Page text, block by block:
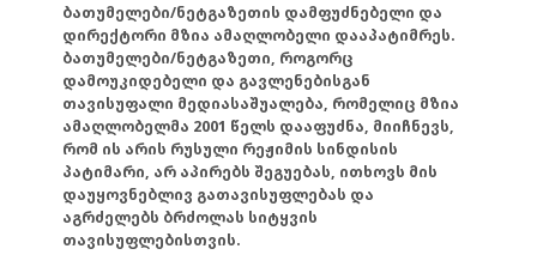
ბათუმელები/ნეტგაზეთის დამფუძნებელი და
დირექტორი მზია ამაღლობელი დააპატიმრეს.
ბათუმელები/ნეტგაზეთი, როგორც
დამოუკიდებელი და გავლენებისგან
თავისუფალი მედიასაშუალება, რომელიც მზია
ამაღლობელმა 2001 წელს დააფუძნა, მიიჩნევს,
რომ ის არის რუსული რეჟიმის სინდისის
პატიმარი, არ აპირებს შეგუებას, ითხოვს მის
დაუყოვნებლივ გათავისუფლებას და
აგრძელებს ბრძოლას სიტყვის
თავისუფლებისთვის.